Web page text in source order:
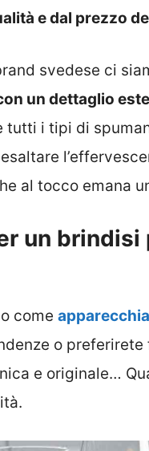
e dal prezzo
svedese ci
un dettaglio
i tipi di
al tocco emana
un
come
o
e originale…